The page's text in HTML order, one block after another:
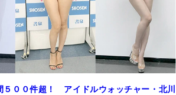
５００件超！ アイドルウォッチャー・北川